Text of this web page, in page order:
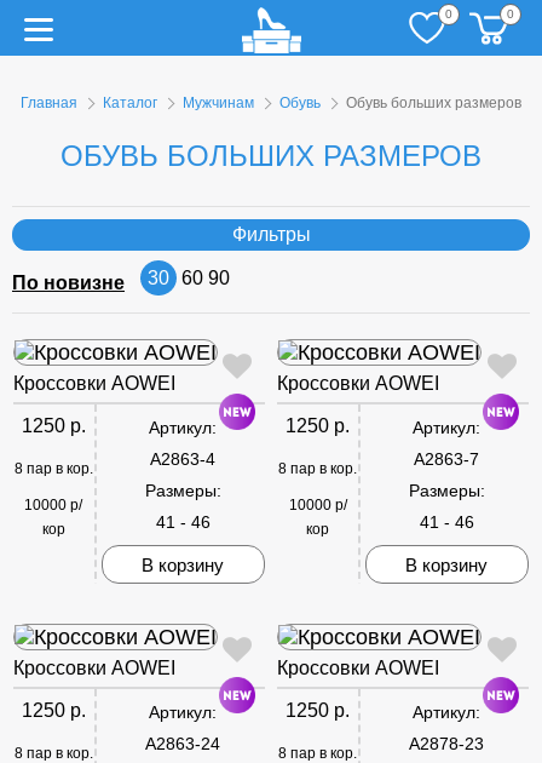
0 0
Главная Каталог Мужчинам Обувь Обувь больших размеров
ОБУВЬ БОЛЬШИХ РАЗМЕРОВ
Фильтры
По новизне 30 60 90
Кроссовки AOWEI
1250 р.
8 пар в кор.
10000 р/
кор
Артикул:
A2863-4
Размеры:
41 - 46
В корзину
Кроссовки AOWEI
1250 р.
8 пар в кор.
10000 р/
кор
Артикул:
A2863-7
Размеры:
41 - 46
В корзину
Кроссовки AOWEI
1250 р.
8 пар в кор.
Артикул:
A2863-24
Кроссовки AOWEI
1250 р.
8 пар в кор.
Артикул:
A2878-23